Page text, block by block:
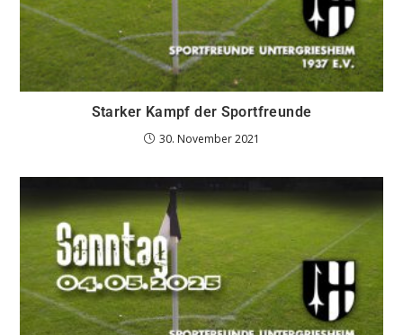
Starker Kampf der Sportfreunde
30. November 2021